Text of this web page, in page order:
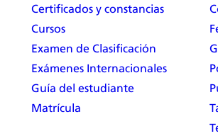
Certificados y constancias
Cursos
Examen de Clasificación
Exámenes Internacionales
Guía del estudiante
Matrícula